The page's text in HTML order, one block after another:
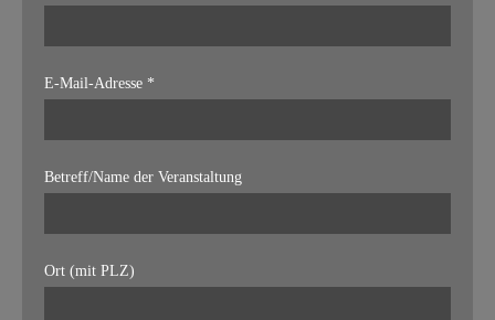
E-Mail-Adresse *
Betreff/Name der Veranstaltung
Ort (mit PLZ)